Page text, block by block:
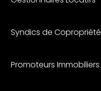
Syndics de Copropriété
Promoteurs Immobiliers